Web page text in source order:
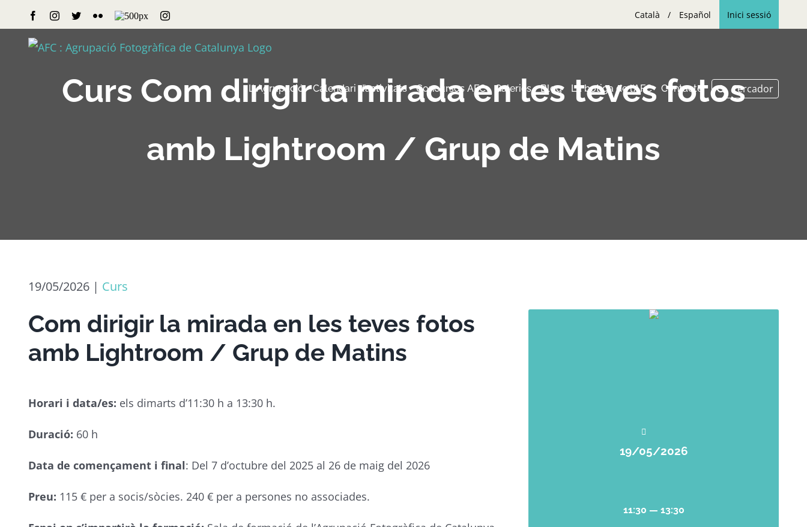
to
content
FacebookInstagram
TwitterFlickr500px Instagram Català Español Inici sessió
L’ Agrupació Calendari d’activitats Concursos AFC Galeries Blog La botiga de l’AFC Contacte
Curs Com dirigir la mirada en les teves fotos
amb Lightroom / Grup de Matins
19/05/2026 | Curs
Com dirigir la mirada en les teves fotos
amb Lightroom / Grup de Matins
Horari i data/es: els dimarts d’11:30 h a 13:30 h.
Duració: 60 h
Data de començament i final: Del 7 d’octubre del 2025 al 26 de maig del 2026
Preu: 115 € per a socis/sòcies. 240 € per a persones no associades.
19/05/2026
11:30 — 13:30